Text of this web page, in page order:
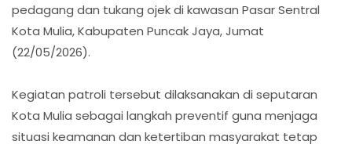
pedagang dan tukang ojek di kawasan Pasar Sentral
Kota Mulia, Kabupaten Puncak Jaya, Jumat
(22/05/2026).
Kegiatan patroli tersebut dilaksanakan di seputaran
Kota Mulia sebagai langkah preventif guna menjaga
situasi keamanan dan ketertiban masyarakat tetap